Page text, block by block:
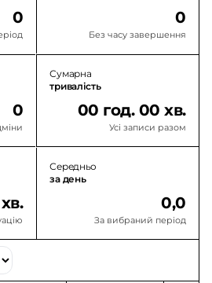
0 0
Без часу завершення
0
Сумарна
тривалість
00 год. 00 хв.
Усі записи разом
Середньо
за день
0,0
За вибраний період